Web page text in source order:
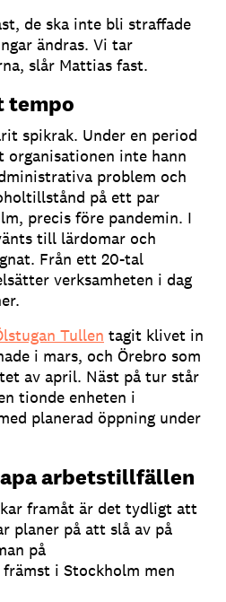
de ska inte bli straffade
ändras. Vi tar
slår Mattias fast.
tempo
spikrak. Under en period
inte hann
problem och
på ett par
precis före pandemin. I
till lärdomar och
Från ett 20-tal
verksamheten i dag
Tullen tagit klivet in
i mars, och Örebro som
av april. Näst på tur står
tionde enheten i
planerad öppning under
arbetstillfällen
framåt är det tydligt att
planer på att slå av på
på
i Stockholm men